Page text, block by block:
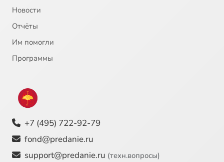
Новости
Отчёты
Им помогли
Программы
+7 (495) 722-92-79
fond@predanie.ru
support@predanie.ru (техн.вопросы)